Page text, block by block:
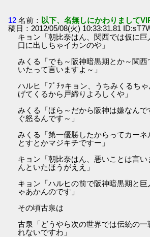
12 名前： 以下、名無しにかわりまして
稿日：2012/05/08(火) 10:33:31.81
キョン「朝比奈はん、関西では仮に
口に出しちゃイカンのや」
みくる「でも～阪神暗黒期とか～関
いたって言いますよ～」
ハルヒ「ﾌﾞﾁｯキョン、うちみくるち
げてくるから戸締りよろしくや」
みくる「ほら～だから阪神は嫌なん
ぐ怒るんです～」
みくる「第一優勝したからってカー
とすとかマジキチですー」
キョン「朝比奈はん、悪いことは言い
んといたほうがええ」
キョン「ハルヒの前で阪神暗黒期と巨
ゃあかんのです」
その頃古泉は
古泉「どうやら次の世界では伝統の一
れないですわ」